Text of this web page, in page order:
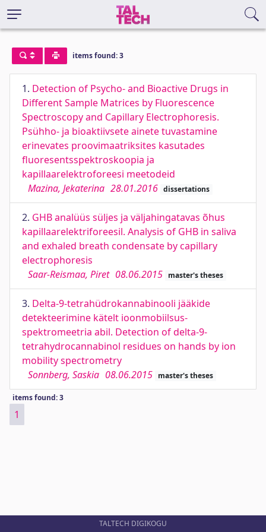
items found: 3
1. Detection of Psycho- and Bioactive Drugs in
Different Sample Matrices by Fluorescence
Spectroscopy and Capillary Electrophoresis.
Psühho- ja bioaktiivsete ainete tuvastamine
erinevates proovimaatriksites kasutades
fluoresentsspektroskoopia ja
kapillaarelektroforeesi meetodeid
Mazina, Jekaterina 28.01.2016 dissertations
2. GHB analüüs süljes ja väljahingatavas õhus
kapillaarelektriforeesil. Analysis of GHB in saliva
and exhaled breath condensate by capillary
electrophoresis
Saar-Reismaa, Piret 08.06.2015 master's theses
3. Delta-9-tetrahüdrokannabinooli jääkide
detekteerimine kätelt ioonmobiilsus-
spektromeetria abil. Detection of delta-9-
tetrahydrocannabinol residues on hands by ion
mobility spectrometry
Sonnberg, Saskia 08.06.2015 master's theses
items found: 3
1
TALTECH DIGIKOGU